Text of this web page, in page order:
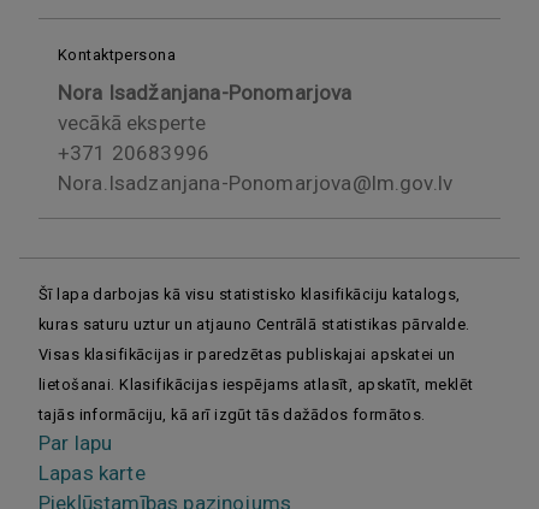
Kontaktpersona
Nora Isadžanjana-Ponomarjova
vecākā eksperte
+371 20683996
Nora.Isadzanjana-Ponomarjova@lm.gov.lv
Šī lapa darbojas kā visu statistisko klasifikāciju katalogs,
kuras saturu uztur un atjauno Centrālā statistikas pārvalde.
Visas klasifikācijas ir paredzētas publiskajai apskatei un
lietošanai. Klasifikācijas iespējams atlasīt, apskatīt, meklēt
tajās informāciju, kā arī izgūt tās dažādos formātos.
Par lapu
Lapas karte
Piekļūstamības paziņojums